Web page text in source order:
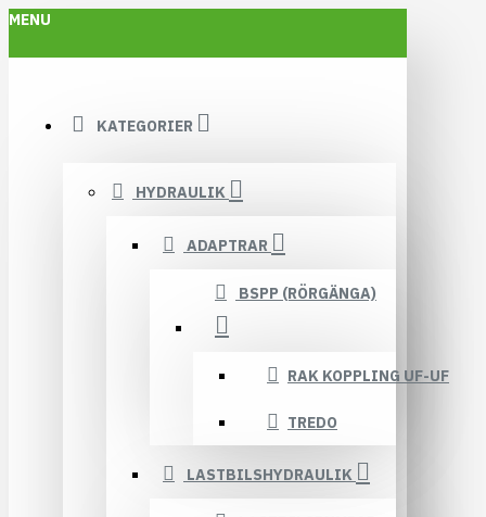
MENU
KATEGORIER
HYDRAULIK
ADAPTRAR
BSPP (RÖRGÄNGA)
RAK KOPPLING UF-UF
TREDO
LASTBILSHYDRAULIK